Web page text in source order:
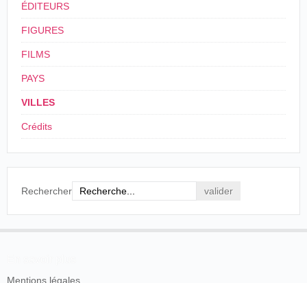
ÉDITEURS
FIGURES
FILMS
PAYS
VILLES
Crédits
Rechercher
Mentions légales